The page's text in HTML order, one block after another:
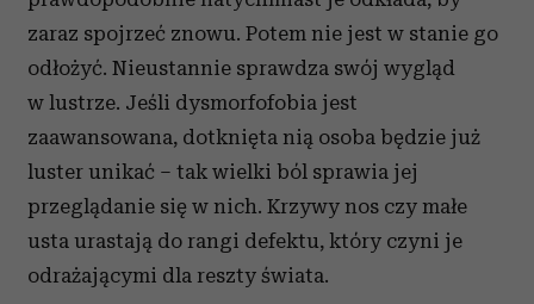
zaraz spojrzeć znowu. Potem nie jest w stanie go
odłożyć. Nieustannie sprawdza swój wygląd
w lustrze. Jeśli dysmorfofobia jest
zaawansowana, dotknięta nią osoba będzie już
luster unikać – tak wielki ból sprawia jej
przeglądanie się w nich. Krzywy nos czy małe
usta urastają do rangi defektu, który czyni je
odrażającymi dla reszty świata.